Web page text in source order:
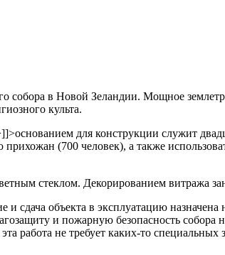
собора в Новой Зеландии. Мощное
культа.
]]>основанием для конструкции служит
(700 человек), а также
стеклом. Декорированием витража
сдача объекта в эксплуатацию назначена
и пожарную безопасность собора
работа не требует каких-то